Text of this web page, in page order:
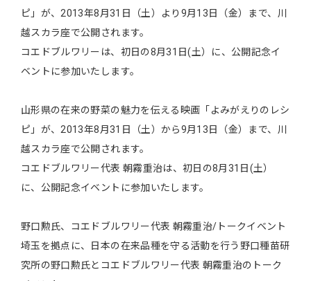
ピ」が、2013年8月31日（土）より9月13日（金）まで、川
越スカラ座で公開されます。
コエドブルワリーは、初日の8月31日(土）に、公開記念イ
ベントに参加いたします。
山形県の在来の野菜の魅力を伝える映画「よみがえりのレシ
ピ」が、2013年8月31日（土）から9月13日（金）まで、川
越スカラ座で公開されます。
コエドブルワリー代表 朝霧重治は、初日の8月31日(土）
に、公開記念イベントに参加いたします。
野口勲氏、コエドブルワリー代表 朝霧重治/トークイベント
埼玉を拠点に、日本の在来品種を守る活動を行う野口種苗研
究所の野口勲氏とコエドブルワリー代表 朝霧重治のトーク